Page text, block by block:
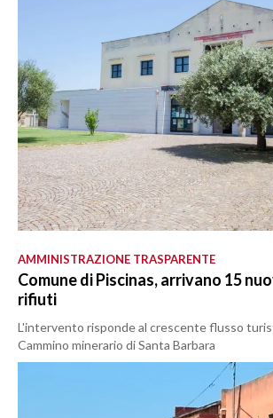
AMMINISTRAZIONE TRASPARENTE
Comune di Piscinas, arrivano 15
rifiuti
L'intervento risponde al crescente flusso
Cammino minerario di Santa Barbara